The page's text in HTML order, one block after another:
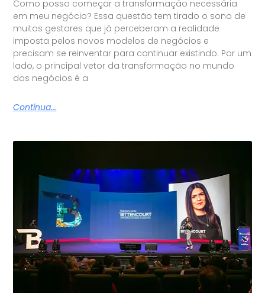
Como posso começar a transformação necessária
em meu negócio? Essa questão tem tirado o sono de
muitos gestores que já perceberam a realidade
imposta pelos novos modelos de negócios e
precisam se reinventar para continuar existindo. Por um
lado, o principal vetor da transformação no mundo
dos negócios é a
Continua...